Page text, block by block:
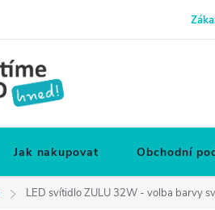
Jak nakupovat Obchodní
LED svítidlo ZULU 32W - volba barvy